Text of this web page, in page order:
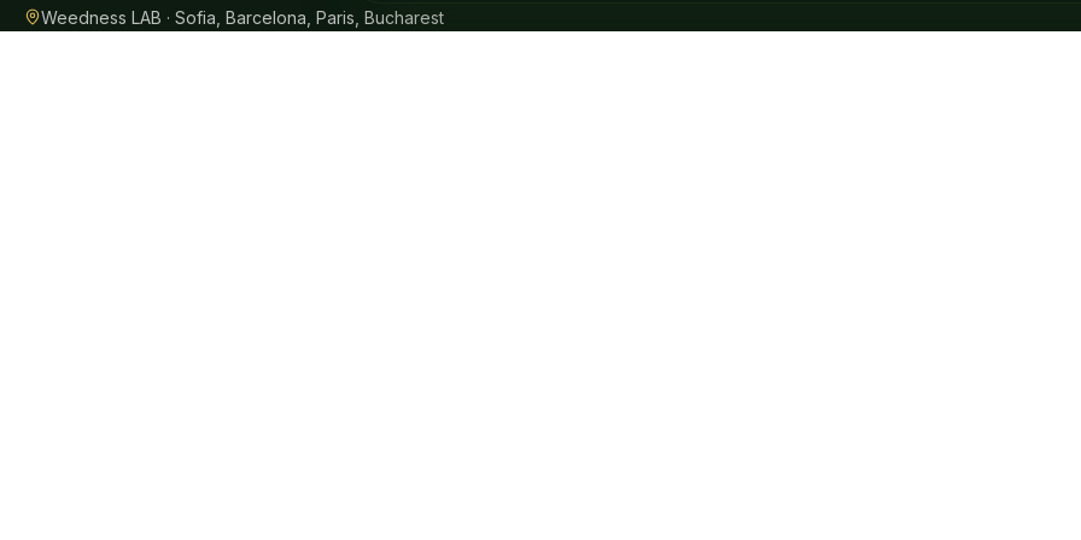
Weedness LAB · Sofia, Barcelona, Paris, Bucharest